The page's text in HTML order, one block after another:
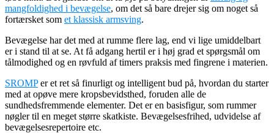
mangfoldighed i bevægelse, om det så bare drejer sig om noget så
fortærsket som et klassisk armsving.
Bevægelse har det med at rumme flere lag, end vi lige umiddelbart
er i stand til at se. At få adgang hertil er i høj grad et spørgsmål om
tålmodighed og en røvfuld af timers praksis med fingrene i materien.
SROMPer et ret så finurligt og intelligent bud på, hvordan du starter
med at opøve mere kropsbevidsthed, foruden alle de
sundhedsfremmende elementer. Det er en basisfigur, som rummer
nøgler til en meget større skatkiste. Bevægelsesfrihed, udvidelse af
bevægelsesrepertoire etc.